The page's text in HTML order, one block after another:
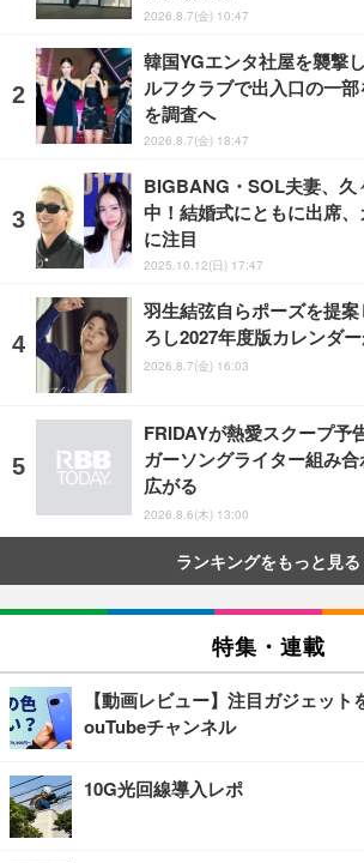
2026.8.7(金) 10:47
韓国YGエンタ社屋を襲撃
ルフクラブで出入口の一
を調査へ
2026.8.7(金) 18:47
BIGBANG・SOL夫妻、久
中！結婚式にともに出席
に注目
2025.10.12(日) 17:47
羽生結弦自らポーズを提
ろし2027年度版カレンダ
2026.8.7(金) 16:03
FRIDAYが熱愛スクープ予
ガーソングライター組み
広がる
2026.8.6(木) 13:00
ランキングをもっと見る
特集・連載
【動画レビュー】注目ガジェッ
ouTubeチャンネル
10G光回線導入レポ